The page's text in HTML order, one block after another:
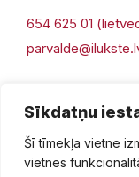
Sīkdatņu
Šī tīmekļa vietne
vietnes
654 625 01